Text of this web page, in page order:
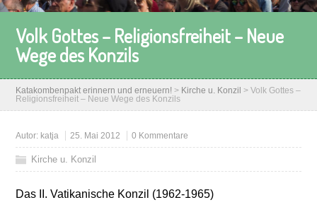
Volk Gottes – Religionsfreiheit – Neue
Wege des Konzils
Katakombenpakt erinnern und erneuern! > Kirche u. Konzil >Volk Gottes –
Religionsfreiheit – Neue Wege des Konzils
Autor: katja 25. Mai 2012 0 Kommentare
Kirche u. Konzil
Das II. Vatikanische Konzil (1962-1965)